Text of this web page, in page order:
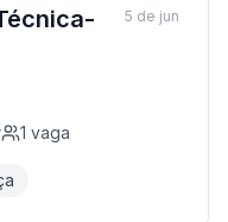
1 vaga
5 de jun